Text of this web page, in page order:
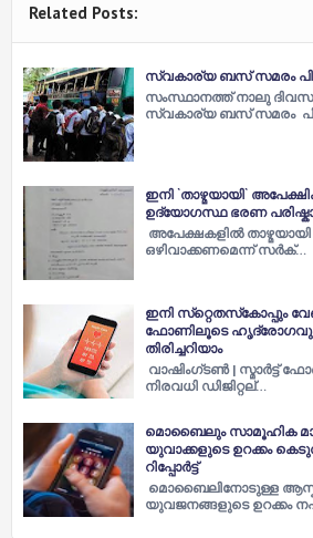
Related Posts:
സ്വകാര്യ ബസ് സമരം
സംസ്ഥാനത്ത് നാലു
സ്വകാര്യ ബസ് സമരം
ഇനി `താഴ്മയായി`
ഉദ്യോഗസ്ഥ ഭരണ
അപേക്ഷകളിൽ
ഒഴിവാക്കണമെന്ന് സർക്…
ഇനി സ്‌റ്റെതസ്‌കോപ്പും
ഫോണിലൂടെ ഹൃദ്‌രോഗവും
തിരിച്ചറിയാം
വാഷിംഗ്ടണ്‍ | സ്മാര്‍ട്ട്
നിരവധി ഡിജിറ്റല്…
മൊബൈലും സാമൂഹിക
യുവാക്കളുടെ ഉറക്കം
റിപ്പോർട്ട്
മൊബൈലിനോടുള്ള
യുവജനങ്ങളുടെ ഉറക്കം